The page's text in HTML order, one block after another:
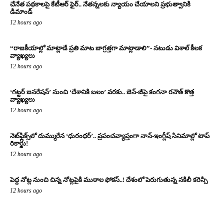
చేనేత పథకాలపై కేటీఆర్ ఫైర్.. నేతన్నలకు న్యాయం చేయాలని ప్రభుత్వానికి
డిమాండ్
12 hours ago
“రాజకీయాల్లో మాట్లాడే ప్రతి మాట జాగ్రత్తగా మాట్లాడాలి”- నటుడు విశాల్ కీలక
వ్యాఖ్యలు
12 hours ago
‘గట్టర్ జనరేషన్’ నుంచి ‘దేశానికి బలం’ వరకు.. జెన్-జీపై కంగనా రనౌత్ కొత్త
వ్యాఖ్యలు
12 hours ago
నెట్‌ఫ్లిక్స్‌లో దుమ్మురేన ‘ధురంధర్’.. ప్రపంచవ్యాప్తంగా నాన్-ఇంగ్లీష్ సినిమాల్లో టాప్
రికార్డు!
12 hours ago
పెద్ద నోట్ల నుంచి చిన్న నోట్లపైకి ముఠాల ఫోకస్..! దేశంలో పెరుగుతున్న నకిలీ కరెన్సీ
12 hours ago